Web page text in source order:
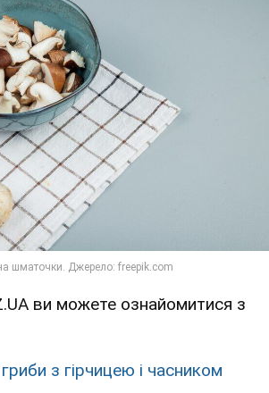
ви можете ознайомитися з
з гірчицею і часником